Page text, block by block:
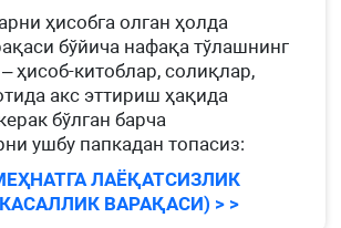
ҳисобга олган ҳолда
бўйича нафақа тўлашнинг
ҳисоб-китоблар, солиқлар,
акс эттириш ҳақида
бўлган барча
ушбу папкадан топасиз:
ЛАЁҚАТСИЗЛИК
ВАРАҚАСИ) > >